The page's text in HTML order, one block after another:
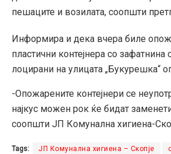
пешаците и возилата, соопшти
Информира и дека вчера биле
пластични контејнера со
лоцирани на улицата „Букурешка“
-Опожарените контејнери се
најкус можен рок ќе бидат
соопшти ЈП Комунална хигиена-
Tags: ЈП Комунална хигиена – Скопје